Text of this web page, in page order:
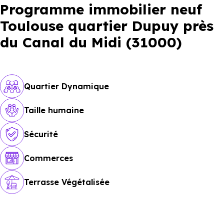
Financer
Programme immobilier neuf
Toulouse quartier Dupuy près
du Canal du Midi (31000)
Quartier Dynamique
Taille humaine
Sécurité
Commerces
Terrasse Végétalisée